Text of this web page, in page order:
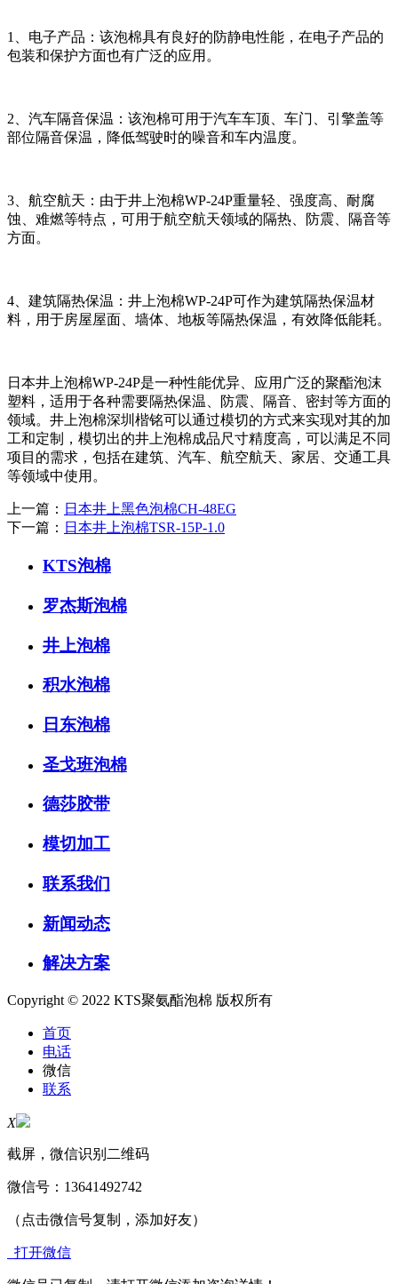
1、电子产品：该泡棉具有良好的防静电性能，在电子产品的
包装和保护方面也有广泛的应用。
2、汽车隔音保温：该泡棉可用于汽车车顶、车门、引擎盖等
部位隔音保温，降低驾驶时的噪音和车内温度。
3、航空航天：由于井上泡棉WP-24P重量轻、强度高、耐腐
蚀、难燃等特点，可用于航空航天领域的隔热、防震、隔音等
方面。
4、建筑隔热保温：井上泡棉WP-24P可作为建筑隔热保温材
料，用于房屋屋面、墙体、地板等隔热保温，有效降低能耗。
日本井上泡棉WP-24P是一种性能优异、应用广泛的聚酯泡沫
塑料，适用于各种需要隔热保温、防震、隔音、密封等方面的
领域。井上泡棉深圳楷铭可以通过模切的方式来实现对其的加
工和定制，模切出的井上泡棉成品尺寸精度高，可以满足不同
项目的需求，包括在建筑、汽车、航空航天、家居、交通工具
等领域中使用。
上一篇： 日本井上黑色泡棉CH-48EG
下一篇： 日本井上泡棉TSR-15P-1.0
KTS泡棉
罗杰斯泡棉
井上泡棉
积水泡棉
日东泡棉
圣戈班泡棉
德莎胶带
模切加工
联系我们
新闻动态
解决方案
Copyright © 2022 KTS聚氨酯泡棉 版权所有
首页
电话
微信
联系
X
截屏，微信识别二维码
微信号： 13641492742
（点击微信号复制，添加好友）
打开微信